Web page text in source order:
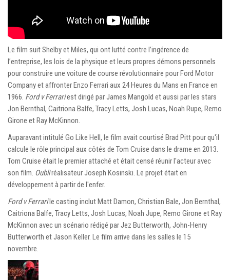
Le film suit Shelby et Miles, qui ont lutté contre l’ingérence de
l’entreprise, les lois de la physique et leurs propres démons personnels
pour construire une voiture de course révolutionnaire pour Ford Motor
Company et affronter Enzo Ferrari aux 24 Heures du Mans en France en
1966. Ford v Ferrariest dirigé par James Mangold et aussi par les stars
Jon Bernthal, Caitriona Balfe, Tracy Letts, Josh Lucas, Noah Rupe, Remo
Girone et Ray McKinnon.
Auparavant intitulé Go Like Hell, le film avait courtisé Brad Pitt pour qu'il
calcule le rôle principal aux côtés de Tom Cruise dans le drame en 2013.
Tom Cruise était le premier attaché et était censé réunir l'acteur avec
son film. Oubliréalisateur Joseph Kosinski. Le projet était en
développement à partir de l'enfer.
Ford v Ferrarile casting inclut Matt Damon, Christian Bale, Jon Bernthal,
Caitriona Balfe, Tracy Letts, Josh Lucas, Noah Jupe, Remo Girone et Ray
McKinnon avec un scénario rédigé par Jez Butterworth, John-Henry
Butterworth et Jason Keller. Le film arrive dans les salles le 15
novembre.